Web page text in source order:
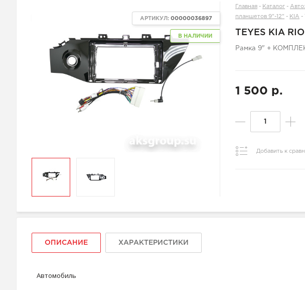
В НАЛИЧИИ
АРТИКУЛ:00000036897
Главная - Каталог -
планшетов 9"-12" - KIA -
TEYES KIA
Рамка 9" +
1 500 р.
Добавить к
ОПИСАНИЕ ХАРАКТЕРИСТИКИ
Автомобиль